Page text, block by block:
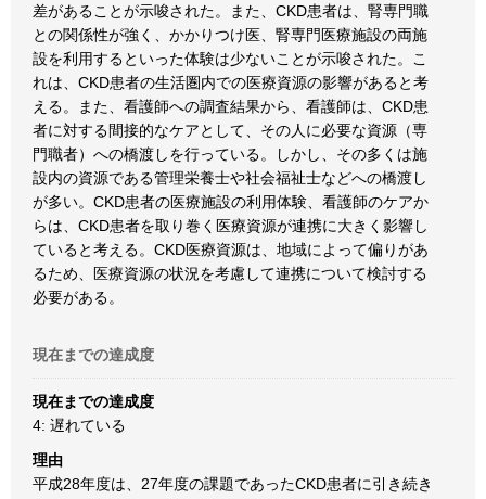
差があることが示唆された。また、CKD患者は、腎専門職
との関係性が強く、かかりつけ医、腎専門医療施設の両施
設を利用するといった体験は少ないことが示唆された。こ
れは、CKD患者の生活圏内での医療資源の影響があると考
える。また、看護師への調査結果から、看護師は、CKD患
者に対する間接的なケアとして、その人に必要な資源（専
門職者）への橋渡しを行っている。しかし、その多くは施
設内の資源である管理栄養士や社会福祉士などへの橋渡し
が多い。CKD患者の医療施設の利用体験、看護師のケアか
らは、CKD患者を取り巻く医療資源が連携に大きく影響し
ていると考える。CKD医療資源は、地域によって偏りがあ
るため、医療資源の状況を考慮して連携について検討する
必要がある。
現在までの達成度
現在までの達成度
4: 遅れている
理由
平成28年度は、27年度の課題であったCKD患者に引き続き